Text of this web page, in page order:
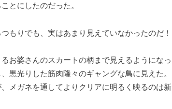
とにしたのだった。
もりでも、実はあまり見えていなかったのだ！
お婆さんのスカートの柄まで見えるようになっ
黒光りした筋肉隆々のギャングな鳥に見えた。
メガネを通してよりクリアに明るく映るのは新